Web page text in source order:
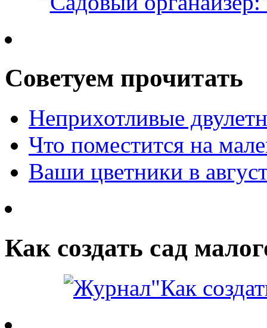
Советуем прочитать
Неприхотливые
Что поместится на
Ваши цветники в
Как создать сад